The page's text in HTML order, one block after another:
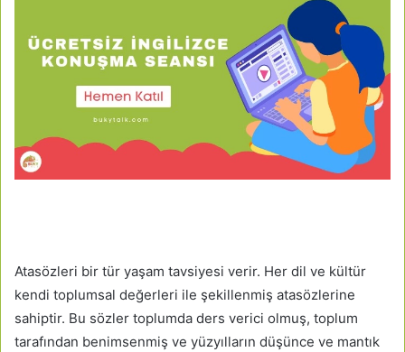
Atasözleri bir tür yaşam tavsiyesi verir. Her dil ve kültür
kendi toplumsal değerleri ile şekillenmiş atasözlerine
sahiptir. Bu sözler toplumda ders verici olmuş, toplum
tarafından benimsenmiş ve yüzyılların düşünce ve mantık